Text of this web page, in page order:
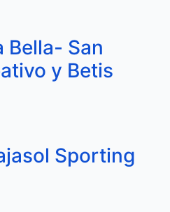
Bella- San
y Betis
Sporting